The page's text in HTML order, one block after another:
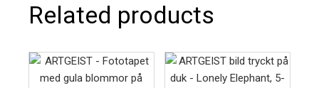
Related products